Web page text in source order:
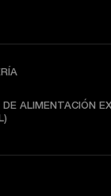
DE ALIMENTACIÓN